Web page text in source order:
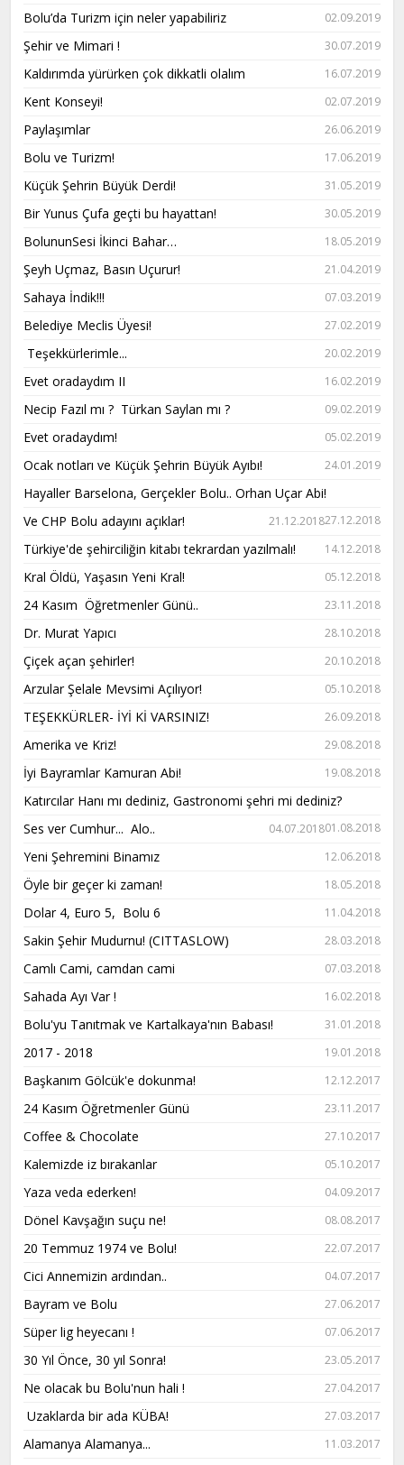
Bolu’da Turizm için neler yapabiliriz 02.09.2019
Şehir ve Mimari ! 30.07.2019
Kaldırımda yürürken çok dikkatli olalım 16.07.2019
Kent Konseyi! 02.07.2019
Paylaşımlar 26.06.2019
Bolu ve Turizm! 17.06.2019
Küçük Şehrin Büyük Derdi! 31.05.2019
Bir Yunus Çufa geçti bu hayattan! 30.05.2019
BolununSesi İkinci Bahar… 18.05.2019
Şeyh Uçmaz, Basın Uçurur! 21.04.2019
Sahaya İndik!!! 07.03.2019
Belediye Meclis Üyesi! 27.02.2019
Teşekkürlerimle... 20.02.2019
Evet oradaydım II 16.02.2019
Necip Fazıl mı ? Türkan Saylan mı ? 09.02.2019
Evet oradaydım! 05.02.2019
Ocak notları ve Küçük Şehrin Büyük Ayıbı! 24.01.2019
Hayaller Barselona, Gerçekler Bolu.. Orhan Uçar Abi!
27.12.2018
Ve CHP Bolu adayını açıklar! 21.12.2018
Türkiye'de şehirciliğin kitabı tekrardan yazılmalı! 14.12.2018
Kral Öldü, Yaşasın Yeni Kral! 05.12.2018
24 Kasım Öğretmenler Günü.. 23.11.2018
Dr. Murat Yapıcı 28.10.2018
Çiçek açan şehirler! 20.10.2018
Arzular Şelale Mevsimi Açılıyor! 05.10.2018
TEŞEKKÜRLER- İYİ Kİ VARSINIZ! 26.09.2018
Amerika ve Kriz! 29.08.2018
İyi Bayramlar Kamuran Abi! 19.08.2018
Katırcılar Hanı mı dediniz, Gastronomi şehri mi dediniz?
01.08.2018
Ses ver Cumhur... Alo.. 04.07.2018
Yeni Şehremini Binamız 12.06.2018
Öyle bir geçer ki zaman! 18.05.2018
Dolar 4, Euro 5, Bolu 6 11.04.2018
Sakin Şehir Mudurnu! (CITTASLOW) 28.03.2018
Camlı Cami, camdan cami 07.03.2018
Sahada Ayı Var ! 16.02.2018
Bolu'yu Tanıtmak ve Kartalkaya'nın Babası! 31.01.2018
2017 - 2018 19.01.2018
Başkanım Gölcük'e dokunma! 12.12.2017
24 Kasım Öğretmenler Günü 23.11.2017
Coffee & Chocolate 27.10.2017
Kalemizde iz bırakanlar 05.10.2017
Yaza veda ederken! 04.09.2017
Dönel Kavşağın suçu ne! 08.08.2017
20 Temmuz 1974 ve Bolu! 22.07.2017
Cici Annemizin ardından.. 04.07.2017
Bayram ve Bolu 27.06.2017
Süper lig heyecanı ! 07.06.2017
30 Yıl Önce, 30 yıl Sonra! 23.05.2017
Ne olacak bu Bolu'nun hali ! 27.04.2017
Uzaklarda bir ada KÜBA! 27.03.2017
Alamanya Alamanya... 11.03.2017